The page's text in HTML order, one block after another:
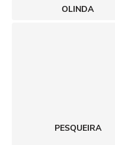
OLINDA
PESQUEIRA